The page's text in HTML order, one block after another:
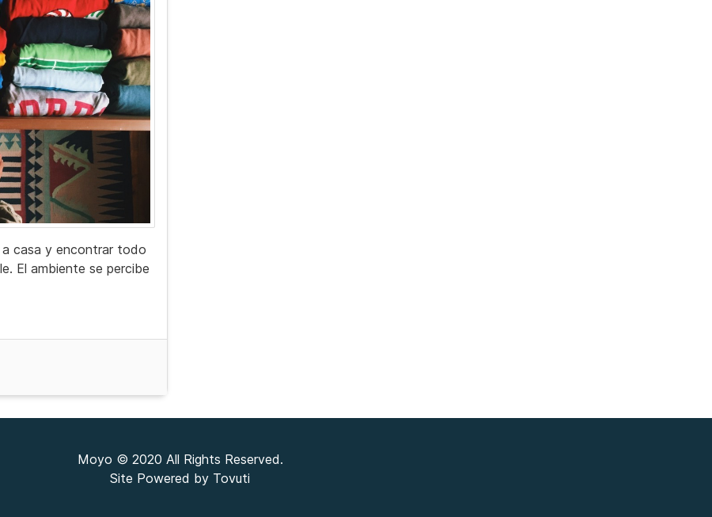
a casa y encontrar todo
El ambiente se percibe
Moyo © 2020 All Rights Reserved.
Site Powered by Tovuti